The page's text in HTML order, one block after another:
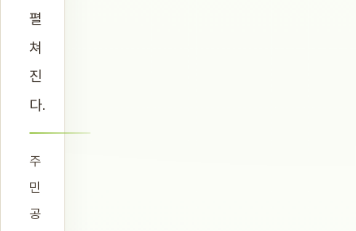
펼
쳐
진
다.
주
민
공